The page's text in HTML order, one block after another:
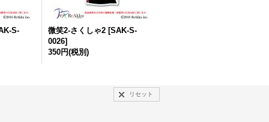
S- 微笑2-さくしゃ2 [SAK-S-
0026]
350円(税別)
リセット